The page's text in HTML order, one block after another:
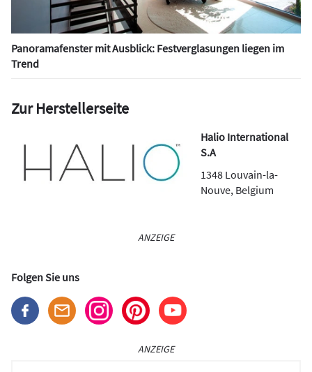
Panoramafenster mit Ausblick: Festverglasungen liegen im
Trend
Zur Herstellerseite
Halio International
S.A
1348 Louvain-la-
Nouve,Belgium
ANZEIGE
Folgen Sie uns
ANZEIGE